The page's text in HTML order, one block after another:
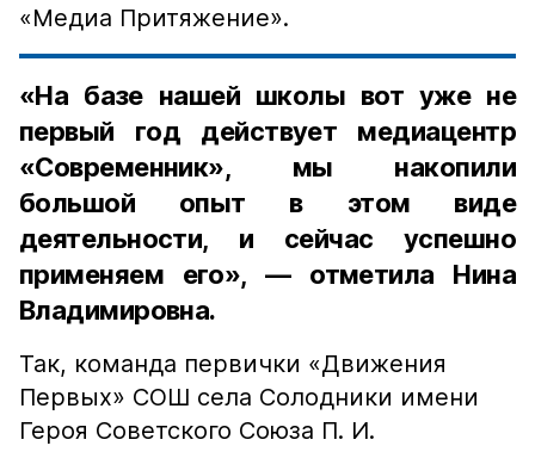
«Медиа Притяжение».
«На базе нашей школы вот уже не
первый год действует медиацентр
«Современник», мы накопили
большой опыт в этом виде
деятельности, и сейчас успешно
применяем его», — отметила Нина
Владимировна.
Так, команда первички «Движения
Первых» СОШ села Солодники имени
Героя Советского Союза П. И.